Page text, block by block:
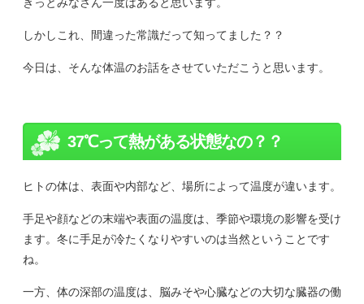
しかしこれ、間違った常識だって知ってました？？
今日は、そんな体温のお話をさせていただこうと思います。
37℃って熱がある状態なの？？
ヒトの体は、表面や内部など、場所によって温度が違います。
手足や顔などの末端や表面の温度は、季節や環境の影響を受け
ます。冬に手足が冷たくなりやすいのは当然ということです
ね。
一方、体の深部の温度は、脳みそや心臓などの大切な臓器の働